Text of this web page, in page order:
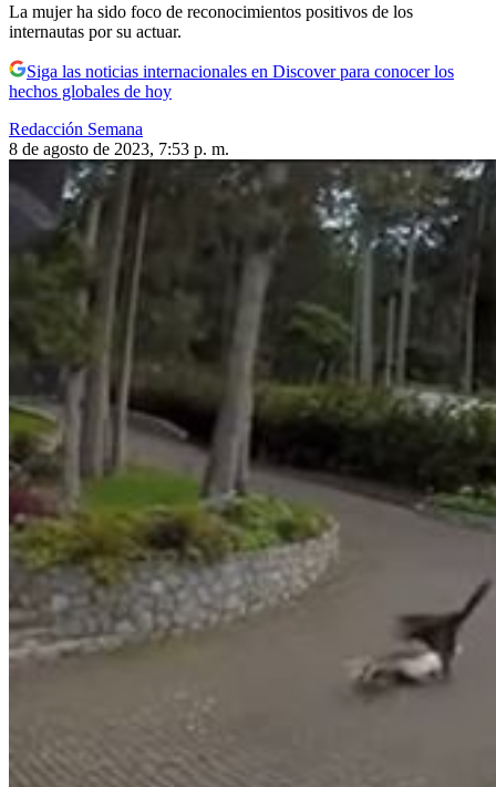
La mujer ha sido foco de reconocimientos positivos de los
internautas por su actuar.
Siga las noticias internacionales en Discover para conocer los
hechos globales de hoy
Redacción Semana
8 de agosto de 2023, 7:53 p. m.